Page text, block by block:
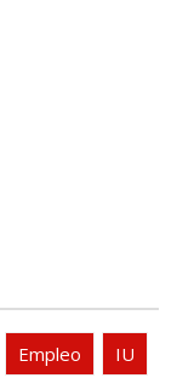
Empleo IU